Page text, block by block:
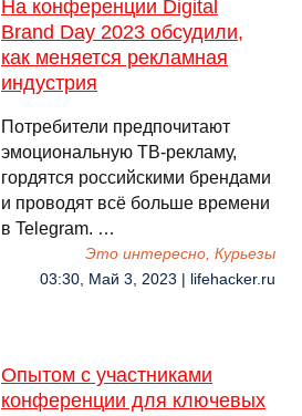
На конференции Digital
Brand Day 2023 обсудили,
как меняется рекламная
индустрия
Потребители предпочитают
эмоциональную ТВ-рекламу,
гордятся российскими брендами
и проводят всё больше времени
в Telegram. …
Это интересно, Курьезы
03:30, Май 3, 2023 | lifehacker.ru
Опытом с участниками
конференции для ключевых